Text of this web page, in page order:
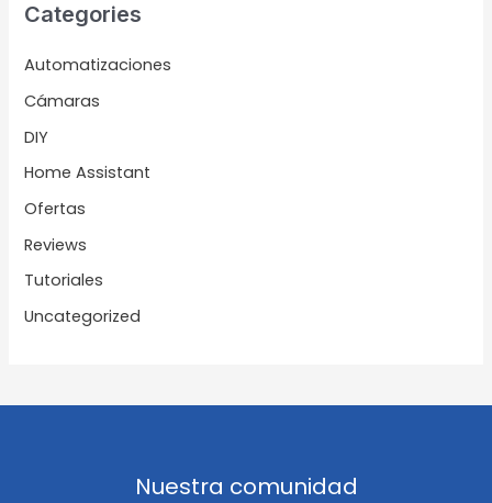
Categories
Automatizaciones
Cámaras
DIY
Home Assistant
Ofertas
Reviews
Tutoriales
Uncategorized
Nuestra comunidad